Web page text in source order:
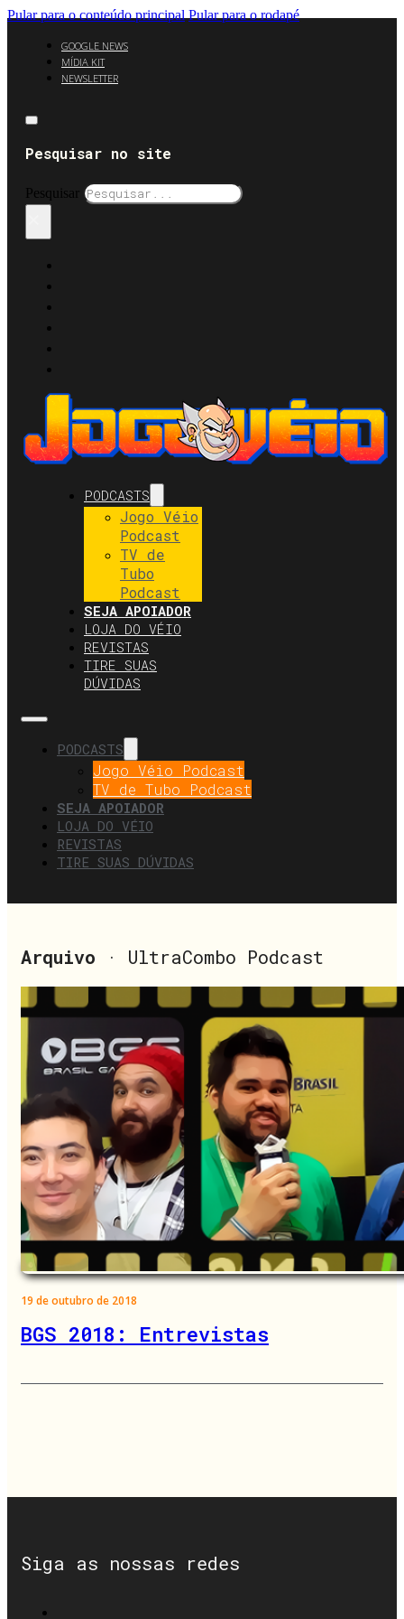
Pular para o conteúdo principal Pular para o rodapé
GOOGLE NEWS
MÍDIA KIT
NEWSLETTER
Pesquisar no site
Pesquisar
PODCASTS
Jogo Véio
Podcast
TV de
Tubo
Podcast
SEJA APOIADOR
LOJA DO VÉIO
REVISTAS
TIRE SUAS
DÚVIDAS
PODCASTS
Jogo Véio Podcast
TV de Tubo Podcast
SEJA APOIADOR
LOJA DO VÉIO
REVISTAS
TIRE SUAS DÚVIDAS
Arquivo · UltraCombo Podcast
19 de outubro de 2018
BGS 2018: Entrevistas
Siga as nossas redes